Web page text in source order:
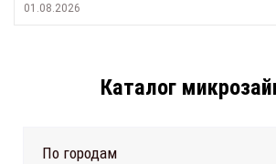
01.08.2026
Каталог
По городам